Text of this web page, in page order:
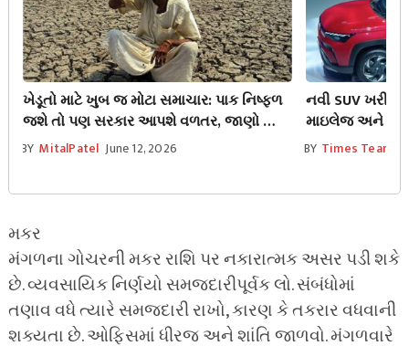
ખેડૂતો માટે ખુબ જ મોટા સમાચાર: પાક નિષ્ફળ
જશે તો પણ સરકાર આપશે વળતર, જાણો આ
ખાસ સ્કીમ વિશે
BY MitalPatel June 12, 2026
નવી SUV
માઇલેજ અને
કાર પર
BY Times Team
મકર
મંગળના ગોચરની મકર રાશિ પર નકારાત્મક અસર પડી શકે
છે. વ્યવસાયિક નિર્ણયો સમજદારીપૂર્વક લો. સંબંધોમાં
તણાવ વધે ત્યારે સમજદારી રાખો, કારણ કે તકરાર વધવાની
શક્યતા છે. ઓફિસમાં ધીરજ અને શાંતિ જાળવો. મંગળવારે